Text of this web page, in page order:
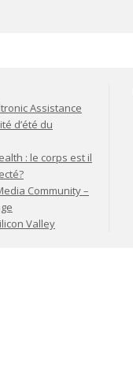
Assistance
d’été du
: le corps est il
Community –
Valley